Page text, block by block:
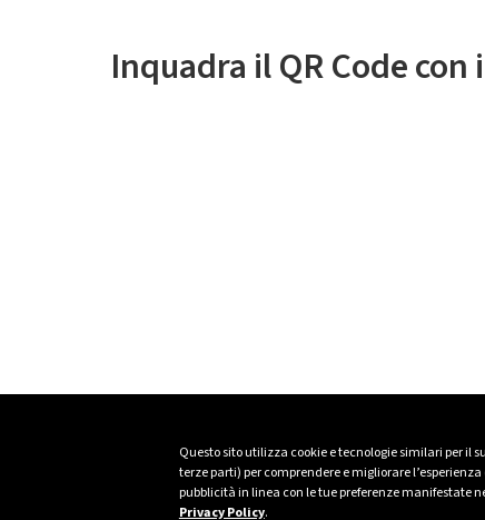
Questo sito utilizza cookie e tecnologie similari per il
terze parti) per comprendere e migliorare
pubblicità in linea con le tue preferenze manifestate
Privacy Policy.
Inquadra il QR Code